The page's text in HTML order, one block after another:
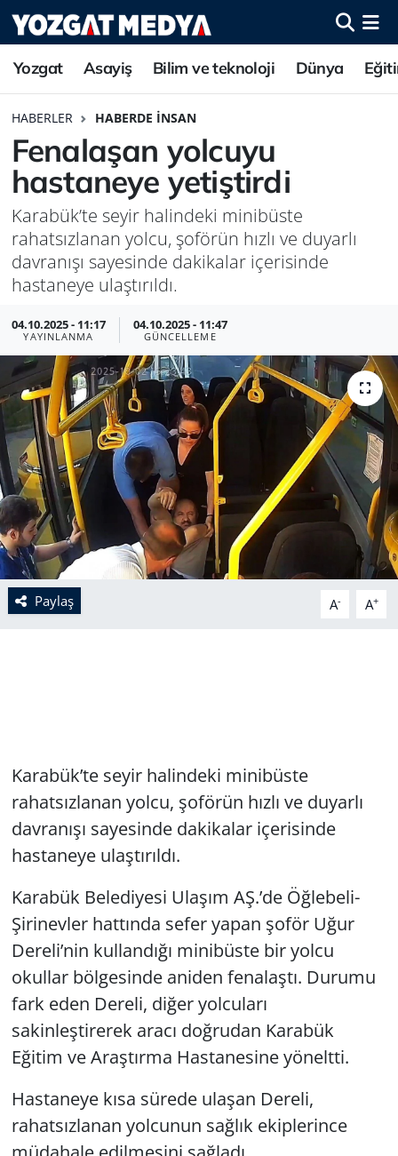
Yozgat Asayiş Bilim ve teknoloji Dünya
HABERLER HABERDE İNSAN
Fenalaşan yolcuyu
hastaneye yetiştirdi
Karabük’te seyir halindeki minibüste
rahatsızlanan yolcu, şoförün hızlı ve duyarlı
davranışı sayesinde dakikalar içerisinde
hastaneye ulaştırıldı.
04.10.2025 - 11:17
YAYINLANMA
04.10.2025 - 11:47
GÜNCELLEME
Paylaş A- A+
Karabük’te seyir halindeki minibüste
rahatsızlanan yolcu, şoförün hızlı ve duyarlı
davranışı sayesinde dakikalar içerisinde
hastaneye ulaştırıldı.
Karabük Belediyesi Ulaşım AŞ.’de Öğlebeli-
Şirinevler hattında sefer yapan şoför Uğur
Dereli’nin kullandığı minibüste bir yolcu
okullar bölgesinde aniden fenalaştı. Durumu
fark eden Dereli, diğer yolcuları
sakinleştirerek aracı doğrudan Karabük
Eğitim ve Araştırma Hastanesine yöneltti.
Hastaneye kısa sürede ulaşan Dereli,
rahatsızlanan yolcunun sağlık ekiplerince